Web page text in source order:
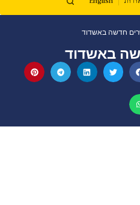
חדשה באשדוד
באשדוד